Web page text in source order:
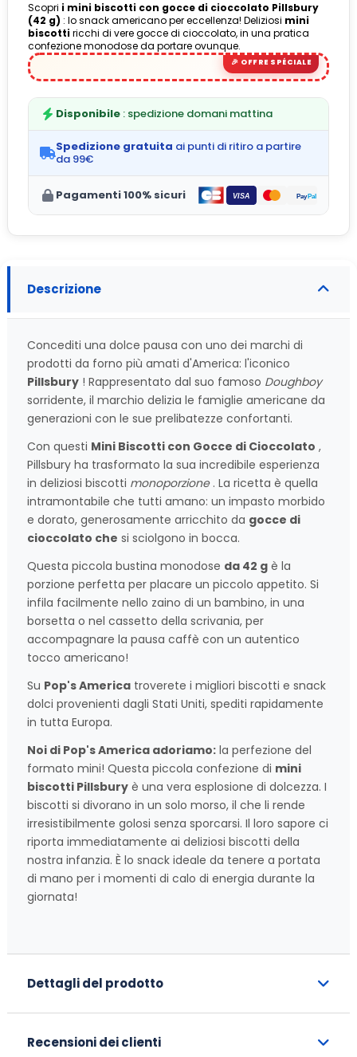
Scopri i mini biscotti con gocce di cioccolato Pillsbury
(42 g) : lo snack americano per eccellenza! Deliziosi mini
biscottiricchi di vere gocce di cioccolato, in una pratica
confezione monodose da portare ovunque.
Disponibile : spedizione domani mattina
Spedizione gratuita ai punti di ritiro a partire
da 99€
Pagamenti 100% sicuri
Descrizione
Concediti una dolce pausa con uno dei marchi di
prodotti da forno più amati d'America: l'iconico
Pillsbury ! Rappresentato dal suo famoso Doughboy
sorridente, il marchio delizia le famiglie americane da
generazioni con le sue prelibatezze confortanti.
Con questi Mini Biscotti con Gocce di Cioccolato ,
Pillsbury ha trasformato la sua incredibile esperienza
in deliziosi biscotti monoporzione. La ricetta è quella
intramontabile che tutti amano: un impasto morbido
e dorato, generosamente arricchito da gocce di
cioccolato che si sciolgono in bocca.
Questa piccola bustina monodose da 42 g è la
porzione perfetta per placare un piccolo appetito. Si
infila facilmente nello zaino di un bambino, in una
borsetta o nel cassetto della scrivania, per
accompagnare la pausa caffè con un autentico
tocco americano!
Su Pop's America troverete i migliori biscotti e snack
dolci provenienti dagli Stati Uniti, spediti rapidamente
in tutta Europa.
Noi di Pop's America adoriamo: la perfezione del
formato mini! Questa piccola confezione di mini
biscotti Pillsbury è una vera esplosione di dolcezza. I
biscotti si divorano in un solo morso, il che li rende
irresistibilmente golosi senza sporcarsi. Il loro sapore ci
riporta immediatamente ai deliziosi biscotti della
nostra infanzia. È lo snack ideale da tenere a portata
di mano per i momenti di calo di energia durante la
giornata!
Dettagli del prodotto
Recensioni dei clienti